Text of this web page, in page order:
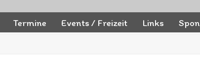
Termine Events / Freizeit Links